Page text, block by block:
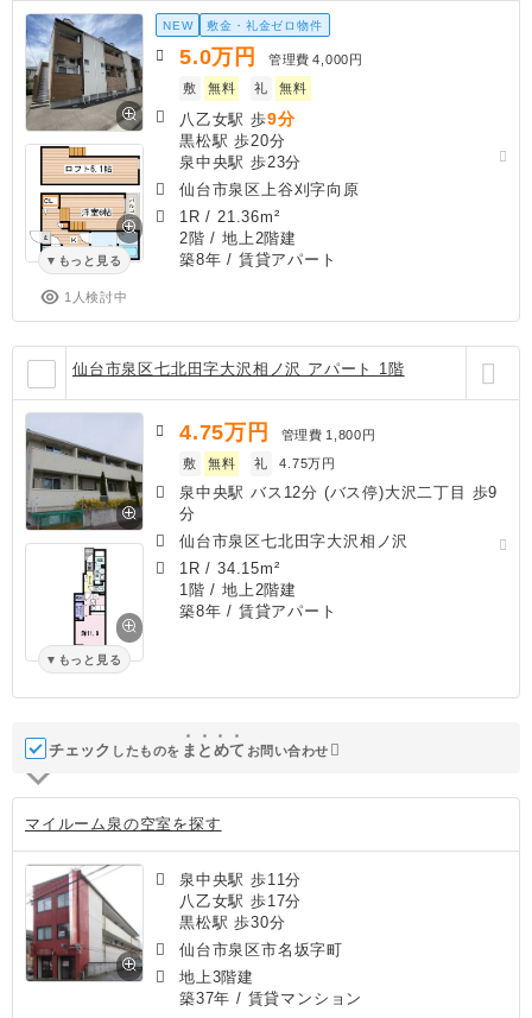
もっと見る
1人検討中
NEW 敷金・礼金ゼロ物件
5.0万円 管理費 4,000円
敷
無料 礼 無料
八乙女駅 歩9分
黒松駅 歩20分
泉中央駅 歩23分
仙台市泉区上谷刈字向原
1R / 21.36m²
2階 / 地上2階建
築8年 / 賃貸アパート
仙台市泉区七北田字大沢相ノ沢 アパート 1階
もっと見る
4.75万円 管理費 1,800円
敷
無料 礼 4.75万円
泉中央駅 バス12分 (バス停)大沢二丁目 歩9
分
仙台市泉区七北田字大沢相ノ沢
1R /34.15m²
1階 / 地上2階建
築8年 / 賃貸アパート
チェック したものを ま と めて お問い合わせ
マイルーム泉の空室を探す
泉中央駅 歩11分
八乙女駅 歩17分
黒松駅 歩30分
仙台市泉区市名坂字町
地上3階建
築37年 / 賃貸マンション